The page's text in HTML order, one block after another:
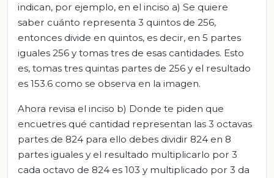
indican, por ejemplo, en el inciso a) Se quiere
saber cuánto representa 3 quintos de 256,
entonces divide en quintos, es decir, en 5 partes
iguales 256 y tomas tres de esas cantidades. Esto
es, tomas tres quintas partes de 256 y el resultado
es 153.6 como se observa en la imagen.
Ahora revisa el inciso b) Donde te piden que
encuetres qué cantidad representan las 3 octavas
partes de 824 para ello debes dividir 824 en 8
partes iguales y el resultado multiplicarlo por 3
cada octavo de 824 es 103 y multiplicado por 3 da